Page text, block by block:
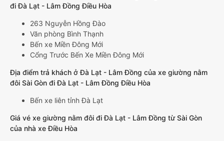
đi Đà Lạt - Lâm Đồng Điều Hòa
263 Nguyễn Hồng Đào
Văn phòng Bình Thạnh
Bến xe Miền Đông Mới
Cổng Trước Bến Xe Miền Đông Mới
Địa điểm trả khách ở Đà Lạt - Lâm Đồng của xe giường nằm
đôi Sài Gòn đi Đà Lạt - Lâm Đồng Điều Hòa
Bến xe liên tỉnh Đà Lạt
Giá vé xe giường nằm đôi đi Đà Lạt - Lâm Đồng từ Sài Gòn
của nhà xe Điều Hòa